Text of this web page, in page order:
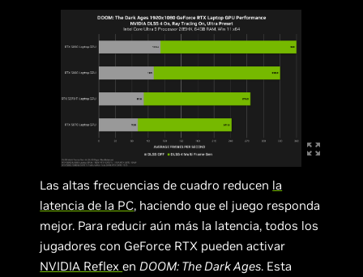
Las altas frecuencias de cuadro reducen la
latencia de la PC, haciendo que el juego responda
mejor. Para reducir aún más la latencia, todos los
jugadores con GeForce RTX pueden activar
NVIDIA Reflexen DOOM: The Dark Ages. Esta